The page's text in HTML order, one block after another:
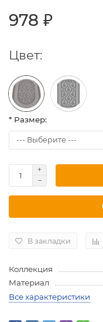
978 ₽
Цвет:
* Размер:
В закладки
Коллекция
Материал
Все характеристики